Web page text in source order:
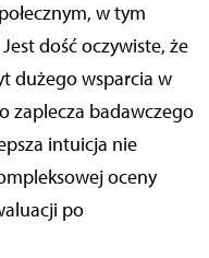
w tym
dość oczywiste, że
dużego wsparcia w
zaplecza badawczego
intuicja nie
oceny
po